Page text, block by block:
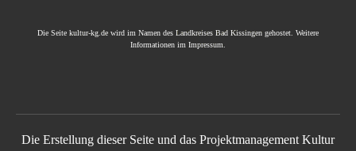
Die Seite kultur-kg.de wird im Namen des Landkreises Bad Kissingen gehostet. Weitere
Informationen im Impressum
Die Erstellung dieser Seite und das Projektmanagement Kultur